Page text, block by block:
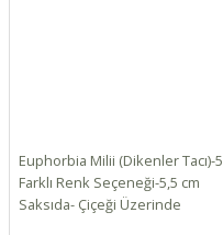
Euphorbia Milii (Dikenler Tacı)-5
Farklı Renk Seçeneği-5,5 cm
Saksıda- Çiçeği Üzerinde